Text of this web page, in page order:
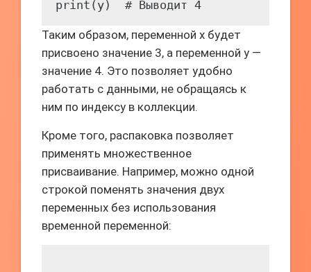
Таким образом, переменной x будет
присвоено значение 3, а переменной y —
значение 4. Это позволяет удобно
работать с данными, не обращаясь к
ним по индексу в коллекции.
Кроме того, распаковка позволяет
применять множественное
присваивание. Например, можно одной
строкой поменять значения двух
переменных без использования
временной переменной: